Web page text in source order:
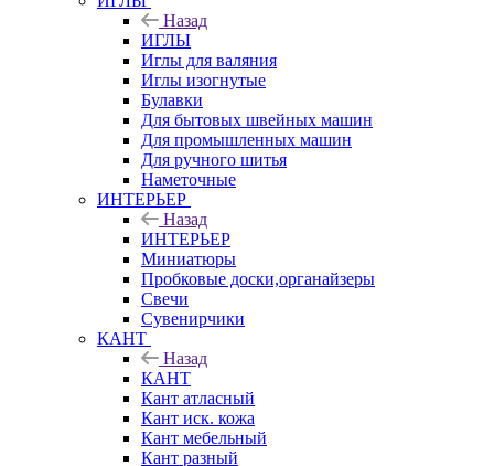
Назад
ИГЛЫ
Иглы для валяния
Иглы изогнутые
Булавки
Для бытовых швейных машин
Для промышленных машин
Для ручного шитья
Наметочные
ИНТЕРЬЕР
Назад
ИНТЕРЬЕР
Миниатюры
Пробковые доски,органайзеры
Свечи
Сувенирчики
КАНТ
Назад
КАНТ
Кант атласный
Кант иск. кожа
Кант мебельный
Кант разный